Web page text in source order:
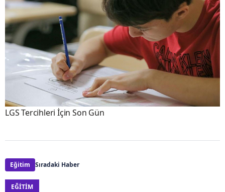
LGS Tercihleri İçin Son Gün
Eğitim Sıradaki Haber
EĞITIM